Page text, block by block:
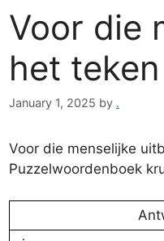
Voor die
het
January 1, 2025 by .
Voor die menselijke
Puzzelwoordenboek